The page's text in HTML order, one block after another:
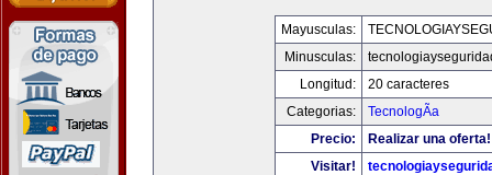
Mayusculas:
Minusculas:
Longitud:
20 caracteres
Categorias:
TecnologÃ­a
Precio:
Realizar una oferta!
Visitar!